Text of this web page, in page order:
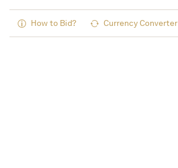
How to Bid? Currency Converter